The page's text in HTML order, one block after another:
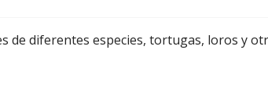
de diferentes especies, tortugas, loros y